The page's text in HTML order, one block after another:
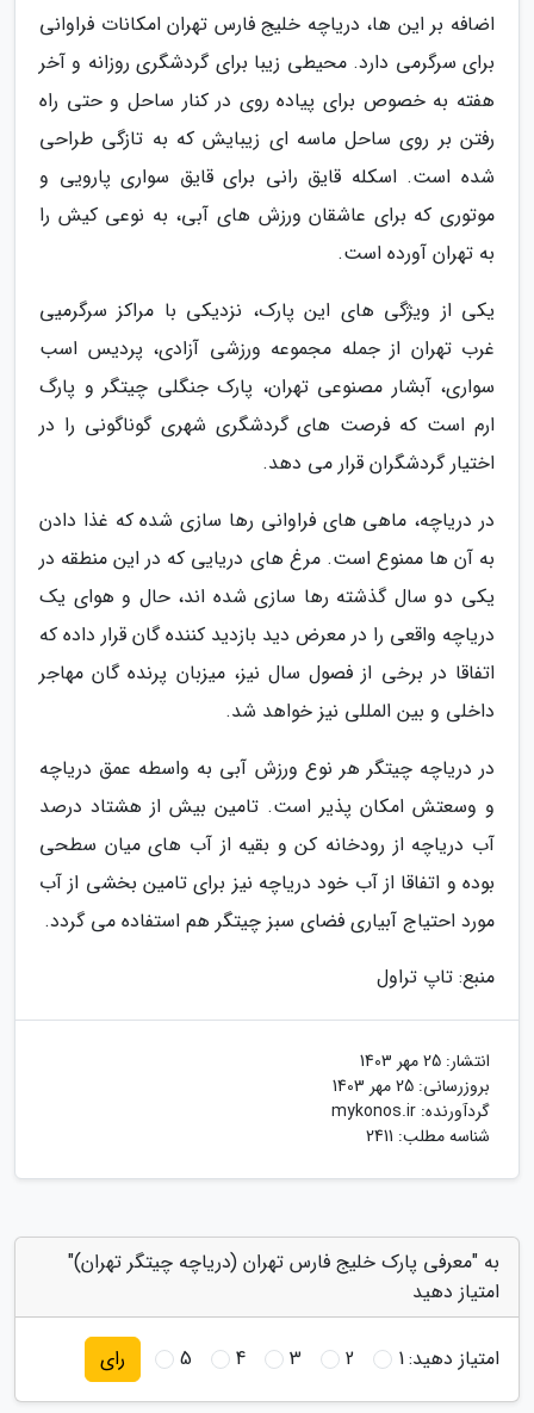
اضافه بر این ها، دریاچه خلیج فارس تهران امکانات فراوانی
برای سرگرمی دارد. محیطی زیبا برای گردشگری روزانه و آخر
هفته به خصوص برای پیاده روی در کنار ساحل و حتی راه
رفتن بر روی ساحل ماسه ای زیبایش که به تازگی طراحی
شده است. اسکله قایق رانی برای قایق سواری پارویی و
موتوری که برای عاشقان ورزش های آبی، به نوعی کیش را
به تهران آورده است.
یکی از ویژگی های این پارک، نزدیکی با مراکز سرگرمیی
غرب تهران از جمله مجموعه ورزشی آزادی، پردیس اسب
سواری، آبشار مصنوعی تهران، پارک جنگلی چیتگر و پارگ
ارم است که فرصت های گردشگری شهری گوناگونی را در
اختیار گردشگران قرار می دهد.
در دریاچه، ماهی های فراوانی رها سازی شده که غذا دادن
به آن ها ممنوع است. مرغ های دریایی که در این منطقه در
یکی دو سال گذشته رها سازی شده اند، حال و هوای یک
دریاچه واقعی را در معرض دید بازدید کننده گان قرار داده که
اتفاقا در برخی از فصول سال نیز، میزبان پرنده گان مهاجر
داخلی و بین المللی نیز خواهد شد.
در دریاچه چیتگر هر نوع ورزش آبی به واسطه عمق دریاچه
و وسعتش امکان پذیر است. تامین بیش از هشتاد درصد
آب دریاچه از رودخانه کن و بقیه از آب های میان سطحی
بوده و اتفاقا از آب خود دریاچه نیز برای تامین بخشی از آب
مورد احتیاج آبیاری فضای سبز چیتگر هم استفاده می گردد.
منبع: تاپ تراول
انتشار: 25 مهر 1403
بروزرسانی: 25 مهر 1403
گردآورنده: mykonos.ir
شناسه مطلب: 2411
به "معرفی پارک خلیج فارس تهران (دریاچه چیتگر تهران)"
امتیاز دهید
امتیاز دهید:1
2
3
4
5 رای